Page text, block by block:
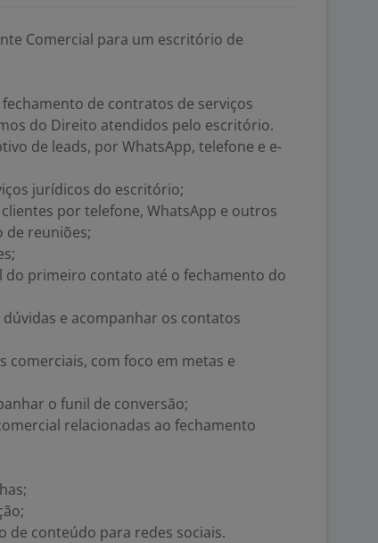
Comercial para um escritório de
de contratos de serviços
do Direito atendidos pelo escritório.
de leads, por WhatsApp, telefone e e-
jurídicos do escritório;
por telefone, WhatsApp e outros
de reuniões;
primeiro contato até o fechamento do
e acompanhar os contatos
comerciais, com foco em metas e
o funil de conversão;
relacionadas ao fechamento
de conteúdo para redes sociais.